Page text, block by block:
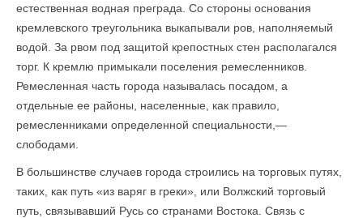
естественная водная преграда. Со стороны основания
кремлевского треугольника выкапывали ров, наполняемый
водой. За рвом под защитой крепостных стен располагался
торг. К кремлю примыкали поселения ремесленников.
Ремесленная часть города называлась посадом, а
отдельные ее районы, населенные, как правило,
ремесленниками определенной специальности,—
слободами.
В большинстве случаев города строились на торговых путях,
таких, как путь «из варяг в греки», или Волжский торговый
путь, связывавший Русь со странами Востока. Связь с